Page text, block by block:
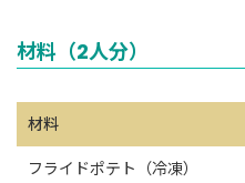
材料（2人分）
材料
フライドポテト（冷凍）